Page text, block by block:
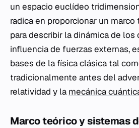
un espacio euclídeo
radica en proporcionar un
para describir la dinámica de los
influencia de fuerzas externas,
bases de la física clásica tal
tradicionalmente antes del
relatividad y la mecánica
Marco teórico y sistemas